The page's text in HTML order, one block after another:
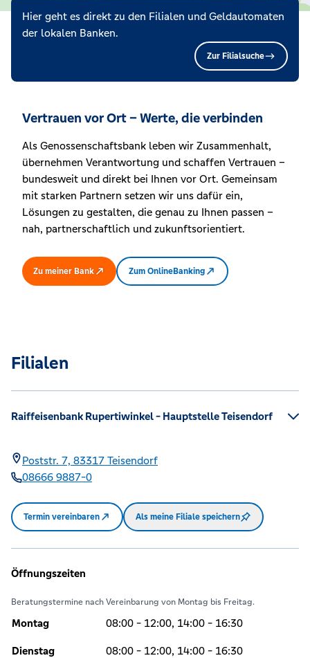
Hier geht es direkt zu den Filialen und Geldautomaten
der lokalen Banken.
Zur Filialsuche
Vertrauen vor Ort – Werte, die verbinden
Als Genossenschaftsbank leben wir Zusammenhalt,
übernehmen Verantwortung und schaffen Vertrauen –
bundesweit und direkt bei Ihnen vor Ort. Gemeinsam
mit starken Partnern setzen wir uns dafür ein,
Lösungen zu gestalten, die genau zu Ihnen passen –
nah, partnerschaftlich und zukunftsorientiert.
Zu meiner Bank Zum OnlineBanking
Filialen
Raiffeisenbank Rupertiwinkel - Hauptstelle Teisendorf
Poststr. 7, 83317 Teisendorf
08666 9887-0
Termin vereinbaren Als meine Filiale speichern
Öffnungszeiten
Beratungstermine nach Vereinbarung von Montag bis Freitag.
Montag 08:00 - 12:00, 14:00 - 16:30
Dienstag 08:00 - 12:00, 14:00 - 16:30